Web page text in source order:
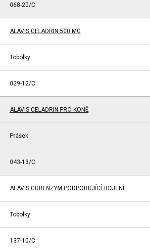
068-20/C
ALAVIS CELADRIN 500 MG
Tobolky
029-12/C
ALAVIS CELADRIN PRO KONĚ
Prášek
043-13/C
ALAVIS CURENZYM PODPORUJÍCÍ HOJENÍ
Tobolky
137-10/C